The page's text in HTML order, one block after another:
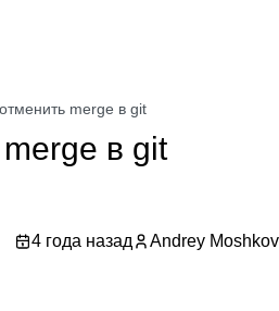
merge в git
в git
4 года назад Andrey Moshkov